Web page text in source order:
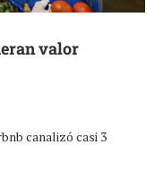
valor
canalizó casi 3